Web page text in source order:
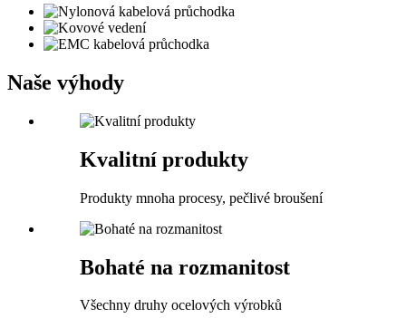
Naše výhody
Kvalitní produkty
Produkty mnoha procesy, pečlivé broušení
Bohaté na rozmanitost
Všechny druhy ocelových výrobků